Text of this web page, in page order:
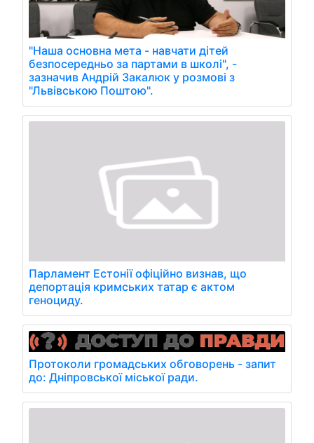
"Наша основна мета - навчати дітей
безпосередньо за партами в школі", -
зазначив Андрій Закалюк у розмові з
"Львівською Поштою".
Парламент Естонії офіційно визнав, що
депортація кримських татар є актом
геноциду.
Протоколи громадських обговорень - запит
до: Дніпровської міської ради.